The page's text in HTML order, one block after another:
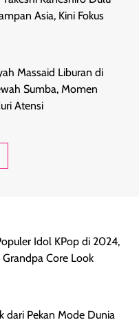
Asia, Kini Fokus
Massaid Liburan di
Sumba, Momen
Atensi
Idol KPop di 2024,
Core Look
dari Pekan Mode Dunia